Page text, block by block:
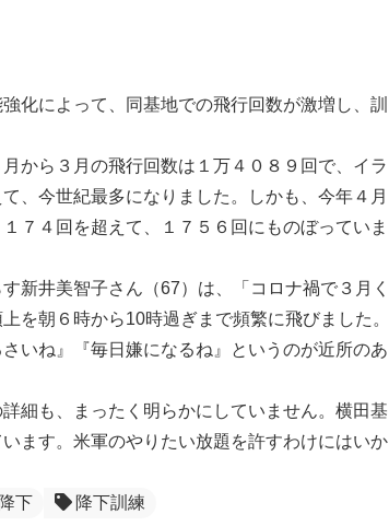
化によって、同基地での飛行回数が激増し、訓
から３月の飛行回数は１万４０８９回で、イラ
、今世紀最多になりました。しかも、今年４月
７４回を超えて、１７５６回にものぼっていま
新井美智子さん（67）は、「コロナ禍で３月く
を朝６時から10時過ぎまで頻繁に飛びました。
いね』『毎日嫌になるね』というのが近所のあ
細も、まったく明らかにしていません。横田基
ます。米軍のやりたい放題を許すわけにはいか
下 降下訓練